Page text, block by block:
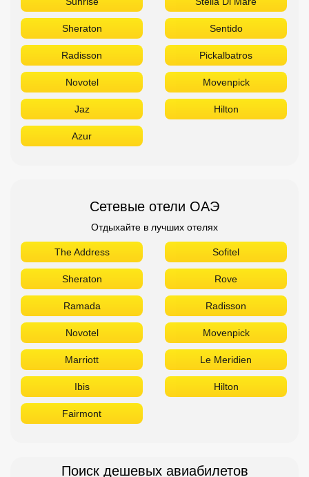
Сетевые отели ОАЭ
Отдыхайте в лучших отелях
Marriott Le Meridien
Ibis Hilton
Fairmont
Поиск дешевых авиабилетов
Приложение от Авиасейлс